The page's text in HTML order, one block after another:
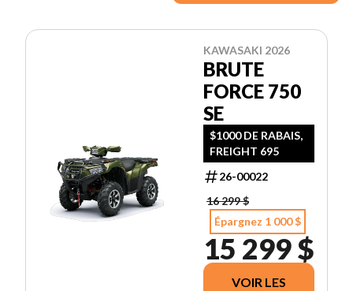
KAWASAKI 2026
BRUTE
FORCE 750
SE
$1000 DE RABAIS,
FREIGHT 695
26-00022
16 299 $
Épargnez 1 000 $
15 299 $
VOIR LES